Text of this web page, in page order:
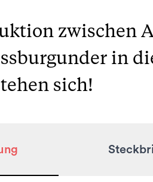
zwischen
in
sich!